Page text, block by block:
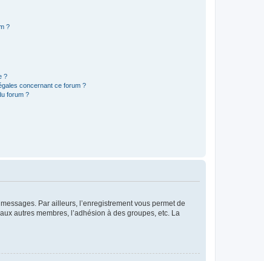
?
?
concernant ce forum ?
forum ?
Par ailleurs, l’enregistrement vous permet de
autres membres, l’adhésion à des groupes, etc. La